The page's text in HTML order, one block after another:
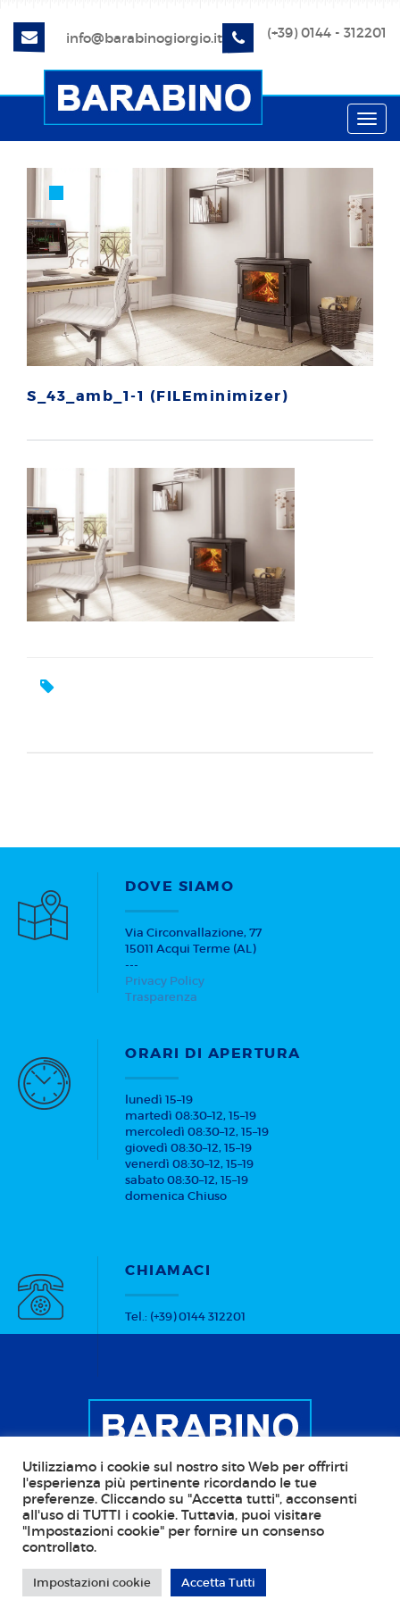
info@barabinogiorgio.it (+39) 0144 - 312201
S_43_amb_1-1 (FILEminimizer)
DOVE SIAMO
Via Circonvallazione, 77
15011 Acqui Terme (AL)
---
Privacy Policy
Trasparenza
ORARI DI APERTURA
lunedì 15–19
martedì 08:30–12, 15–19
mercoledì 08:30–12, 15–19
giovedì 08:30–12, 15–19
venerdì 08:30–12, 15–19
sabato 08:30–12, 15–19
domenica Chiuso
CHIAMACI
Tel.: (+39) 0144 312201
Copyright © 2026 BARABINO Scale - Stufe - Camini
CF: BRBGGF45R29D969J; P.IVA: 00110480068; PEC:
barabino@pec.it Web Agency:Callidus Pro - IT
Solutions. Tutti i diritti riservati
Utilizziamo i cookie sul nostro sito Web per offrirti
l'esperienza più pertinente ricordando le tue
preferenze. Cliccando su "Accetta tutti", acconsenti
all'uso di TUTTI i cookie. Tuttavia, puoi visitare
"Impostazioni cookie" per fornire un consenso
controllato.
Impostazioni cookie Accetta Tutti